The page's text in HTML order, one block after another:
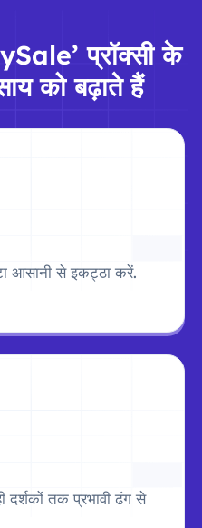
प्रॉक्सी के
को बढ़ाते हैं
आसानी से इकट्ठा करें.
दर्शकों तक प्रभावी ढंग से